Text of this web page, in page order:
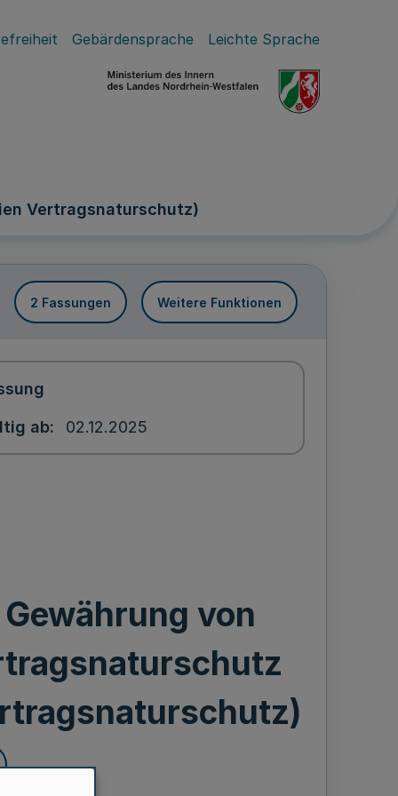
Gebärdensprache Leichte Sprache
Vertragsnaturschutz)
2 Fassungen Weitere Funktionen
ab 02.12.2025
von